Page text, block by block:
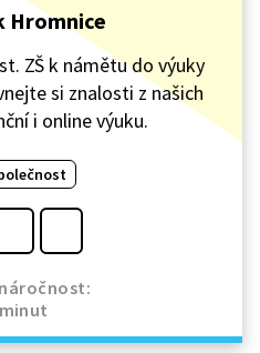
Hromnice
ZŠ k námětu do výuky
si znalosti z našich
i online výuku.